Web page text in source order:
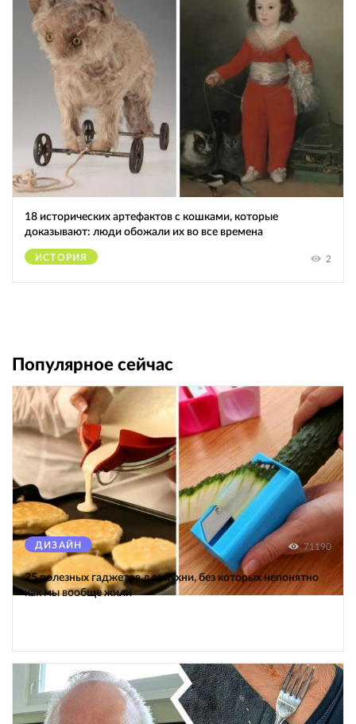
18 исторических артефактов с кошками, которые
доказывают: люди обожали их во все времена
ИСТОРИЯ 2
Популярное сейчас
ДИЗАЙН 71190
25 полезных гаджетов для кухни, без которых непонятно
как мы вообще жили